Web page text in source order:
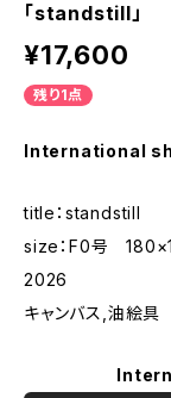
「standstill」
¥17,600
残り1点
International
title：standstill
size：F0号
2026
キャンバス,油絵